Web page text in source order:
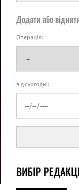
Додати або
Операція:
від сьогодні:
ВИБІР